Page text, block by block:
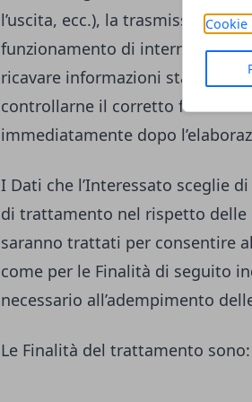
Cookie
l’uscita, ecc.), la trasmissione
funzionamento di internet. Tali
ricavare informazioni statistiche
controllarne il corretto
immediatamente dopo
I Dati che l’Interessato sceglie
di trattamento nel rispetto delle
saranno trattati per consentire
come per le Finalità di seguito
necessario all’adempimento
Le Finalità del trattamento sono: